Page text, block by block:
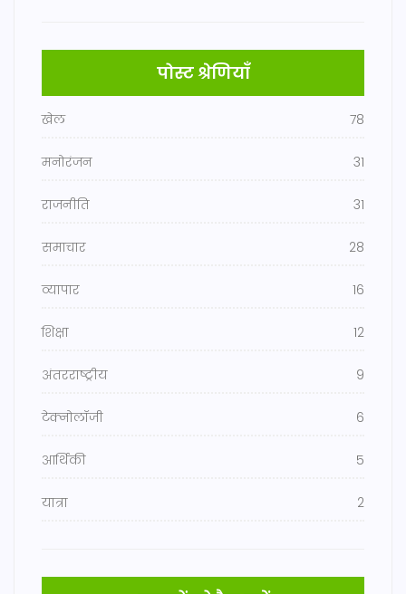
पोस्ट श्रेणियाँ
खेल 78
मनोरंजन 31
राजनीति 31
समाचार 28
व्यापार 16
शिक्षा 12
अंतरराष्ट्रीय 9
टेक्नोलॉजी 6
आर्थिकी 5
यात्रा 2